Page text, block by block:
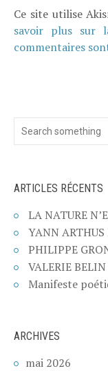
Ce site utilise
savoir plus sur
commentaires
ARTICLES RÉCENTS
LA NATURE
YANN ARTHUS
PHILIPPE
VALERIE
Manifeste
ARCHIVES
mai 2026